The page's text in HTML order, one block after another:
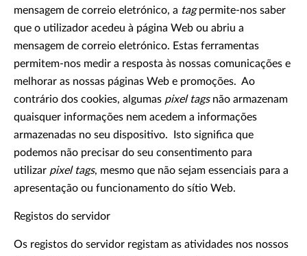
mensagem de correio eletrónico, a tagpermite-nos saber
que o utilizador acedeu à página Web ou abriu a
mensagem de correio eletrónico. Estas ferramentas
permitem-nos medir a resposta às nossas comunicações e
melhorar as nossas páginas Web e promoções. Ao
contrário dos cookies, algumas pixel tagsnão armazenam
quaisquer informações nem acedem a informações
armazenadas no seu dispositivo. Isto significa que
podemos não precisar do seu consentimento para
utilizar pixel tags, mesmo que não sejam essenciais para a
apresentação ou funcionamento do sítio Web.
Registos do servidor
Os registos do servidor registam as atividades nos nossos